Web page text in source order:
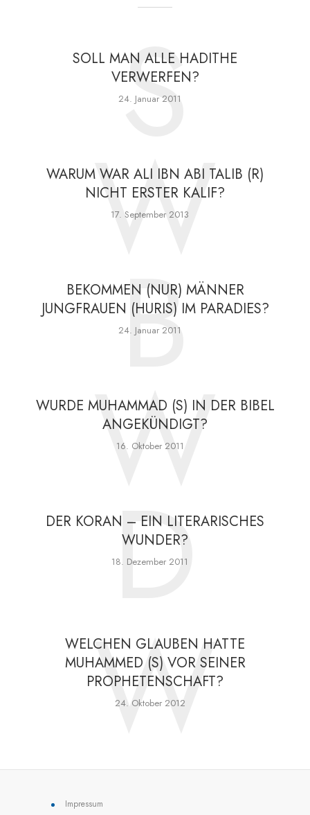
SOLL MAN ALLE HADITHE
VERWERFEN?
24. Januar 2011
S
WARUM WAR ALI IBN ABI TALIB (R)
NICHT ERSTER KALIF?
17. September 2013
W
BEKOMMEN (NUR) MÄNNER
JUNGFRAUEN (HURIS) IM PARADIES?
24. Januar 2011
B
WURDE MUHAMMAD (S) IN DER BIBEL
ANGEKÜNDIGT?
16. Oktober 2011
W
DER KORAN – EIN LITERARISCHES
WUNDER?
18. Dezember 2011
D
WELCHEN GLAUBEN HATTE
MUHAMMED (S) VOR SEINER
PROPHETENSCHAFT?
24. Oktober 2012
W
Impressum